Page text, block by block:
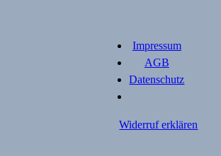
Impressum
AGB
Datenschutz
Widerruf erklären